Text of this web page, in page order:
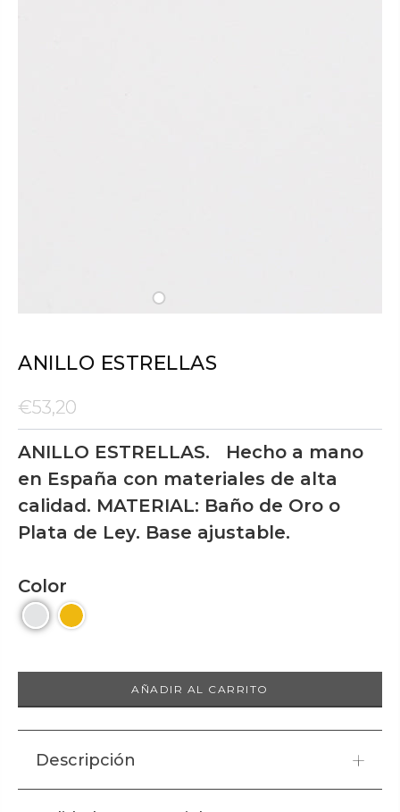
ANILLO ESTRELLAS
€53,20
ANILLO ESTRELLAS. Hecho a mano
en España con materiales de alta
calidad. MATERIAL: Baño de Oro o
Plata de Ley. Base ajustable.
Color
AÑADIR AL CARRITO
Descripción